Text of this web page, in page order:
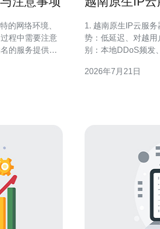
的网络环境、
程中需要注意
的服务提供
1. 越南原生IP云服
势：低延迟、对越用
别：本地DDoS频发
HTTP/HTTPS应用
2026年7月21日